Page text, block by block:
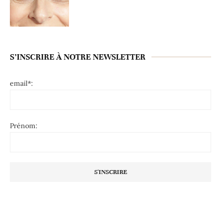
S’INSCRIRE À NOTRE NEWSLETTER
email*:
Prénom: